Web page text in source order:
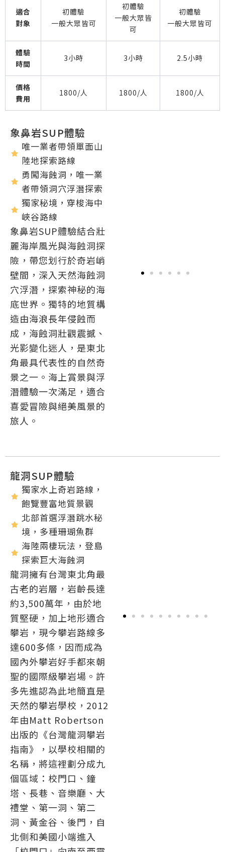
適合
對象
初體驗
一般大眾皆可
初體驗
一般大眾皆
可
初體驗
一般大眾皆可
體驗
時間
3小時 3小時 2.5小時
價格
費用
1800/人 1800/人 1800/人
象鼻岩SUP體驗
唯一業者帶領單面山
陸地探索路線
勇闖海蝕洞，唯一業
者帶領洞穴浮潛探索
獨家秘境，穿梭海中
峽谷路線
象鼻岩SUP體驗結合壯
麗海岸風光與海蝕洞探
險，帶您划行於奇岩峭
壁間，深入天然海蝕洞
穴浮潛，探索神秘的海
底世界。獨特的地質構
造由海浪長年侵蝕而
成，海蝕洞壯觀震撼、
光影變化迷人，是東北
角最具代表性的自然奇
景之一。海上賞景與浮
潛體驗一次滿足，適合
喜愛冒險與絕美風景的
旅人。
龍洞SUP體驗
獨家水上奇岩路線，
飽覽豐富地質景觀
北部首選浮潛跳水秘
境，多種珊瑚魚群
海陸兩棲玩法，登島
探索巨大海蝕洞
龍洞擁有台灣東北角最
古老的岩層，岩齡長達
約3,500萬年，由於地
質堅硬，加上地形適合
攀岩，現今攀岩路線多
達600多條，因而成為
國內外攀岩好手都來朝
聖的國際級攀岩場。許
多先進認為此地簡直是
天然的攀岩學校，2012
年由Matt Robertson
出版的《台灣龍洞攀岩
指南》，以學校相關的
名稱，將這裡劃分成九
個區域：校門口、鐘
塔、長巷、音樂廳、大
禮堂、第一洞、第二
洞、黃金谷、後門，自
北側和美國小端進入